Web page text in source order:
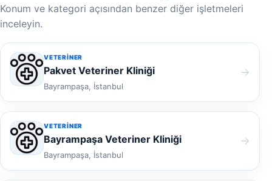
Konum ve kategori açısından benzer diğer işletmeleri
inceleyin.
VETERINER
Pakvet Veteriner Kliniği
Bayrampaşa, İstanbul
→
VETERINER
Bayrampaşa Veteriner Kliniği
Bayrampaşa, İstanbul
→